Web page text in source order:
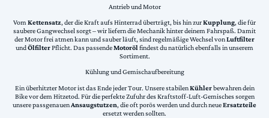
Antrieb und Motor
VomKettensatz, der die Kraft aufs Hinterrad überträgt, bis hin zurKupplung, die für
saubere Gangwechsel sorgt – wir liefern die Mechanik hinter deinem Fahrspaß. Damit
der Motor frei atmen kann und sauber läuft, sind regelmäßige Wechsel vonLuftfilter
undÖlfilterPflicht. Das passendeMotorölfindest du natürlich ebenfalls in unserem
Sortiment.
Kühlung und Gemischaufbereitung
Ein überhitzter Motor ist das Ende jeder Tour. Unsere stabilenKühlerbewahren dein
Bike vor dem Hitzetod. Für die perfekte Zufuhr des Kraftstoff-Luft-Gemisches sorgen
unsere passgenauenAnsaugstutzen, die oft porös werden und durch neueErsatzteile
ersetzt werden sollten.